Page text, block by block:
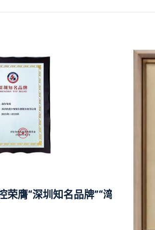
荣膺“深圳知名品牌”“湾区知名